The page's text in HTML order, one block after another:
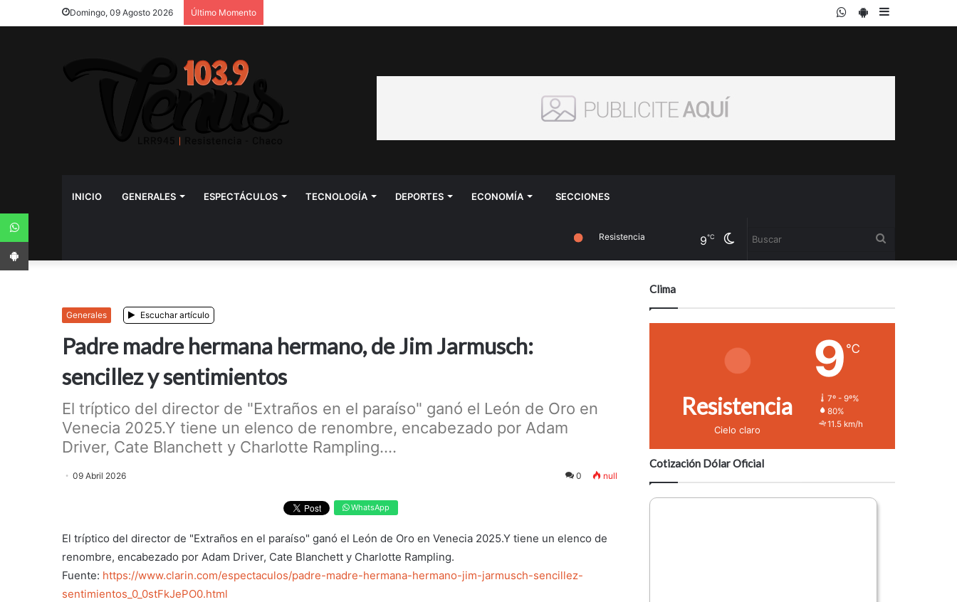
Domingo, 09 Agosto 2026 Último Momento PlayStore
WhatsApp
INICIO GENERALES ESPECTÁCULOS TECNOLOGÍA DEPORTES ECONOMÍA SECCIONES
Cambiar
Resistencia 9℃
Generales Escuchar artículo
Padre madre hermana hermano, de Jim Jarmusch:
sencillez y sentimientos
El tríptico del director de "Extraños en el paraíso" ganó el León de Oro en
Venecia 2025.Y tiene un elenco de renombre, encabezado por Adam
Driver, Cate Blanchett y Charlotte Rampling....
09 Abril 2026 0 null
WhatsApp
El tríptico del director de "Extraños en el paraíso" ganó el León de Oro en Venecia 2025.Y tiene un elenco de
renombre, encabezado por Adam Driver, Cate Blanchett y Charlotte Rampling.
Fuente: https://www.clarin.com/espectaculos/padre-madre-hermana-hermano-jim-jarmusch-sencillez-
sentimientos_0_0stFkJePO0.html
Clima
Resistencia
Cielo claro
9 ℃
7º - 9º%
80%
11.5 km/h
Cotización Dólar Oficial